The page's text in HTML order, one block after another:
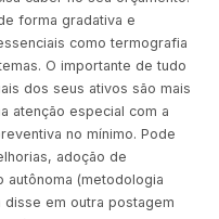
forma gradativa e
como termografia
O importante de tudo
dos seus ativos são mais
atenção especial com a
no mínimo. Pode
adoção de
autônoma (metodologia
disse em outra postagem